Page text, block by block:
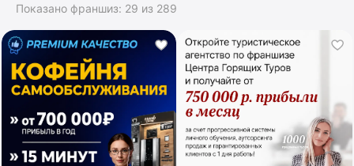
Показано франшиз: 29 из 289